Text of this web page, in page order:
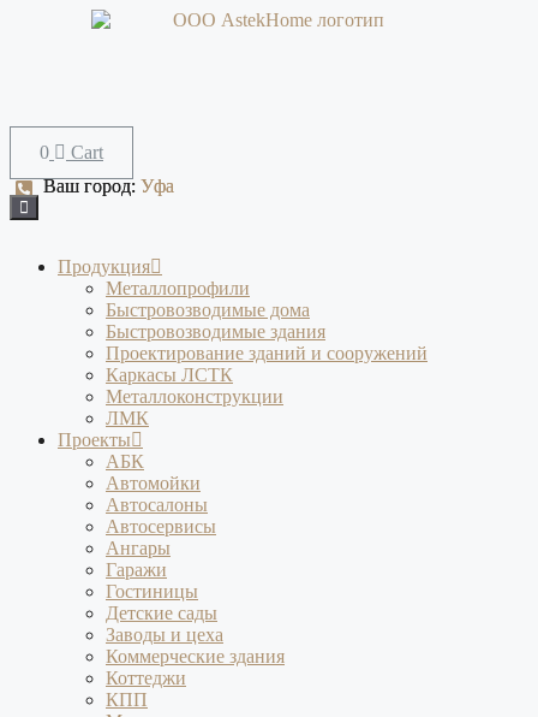
Cart
Продукция
Металлопрофили
Быстровозводимые дома
Быстровозводимые здания
Проектирование зданий и сооружений
Каркасы ЛСТК
Металлоконструкции
ЛМК
Проекты
АБК
Автомойки
Автосалоны
Автосервисы
Ангары
Гаражи
Гостиницы
Детские сады
Заводы и цеха
Коммерческие здания
Коттеджи
КПП
Ваш город: Уфа
Ваш город: Уфа